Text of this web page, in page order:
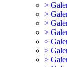
>
>
>
>
>
>
>